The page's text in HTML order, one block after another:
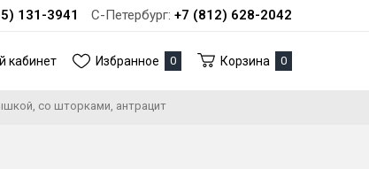
131-3941 С-Петербург: +7 (812) 628-2042
кабинет Избранное 0 Корзина 0
со шторками, антрацит